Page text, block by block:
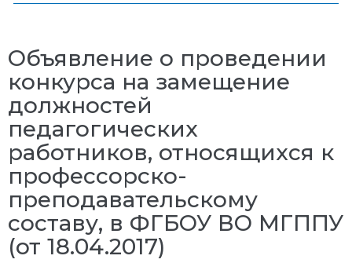
Объявление о проведении
конкурса на замещение
должностей
педагогических
работников, относящихся к
профессорско-
преподавательскому
составу, в ФГБОУ ВО МГППУ
(от 18.04.2017)